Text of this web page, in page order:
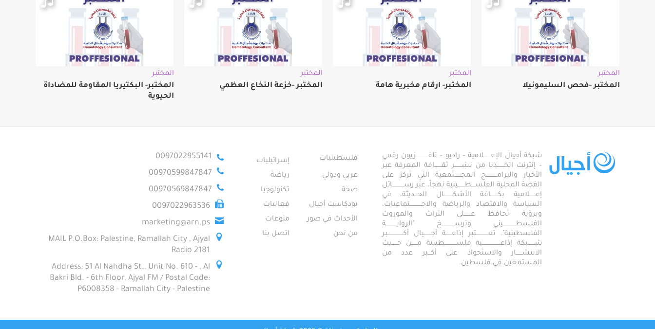
المختبر
المختبر -فحص السليمونيلا
المختبر
المختبر- ارقام مخبرية هامة
المختبر
المختبر -خزعة النخاع العظمي
المختبر
المختبر- البكتيريا المقاومة للمضاداة
الحيوية
شبكة أجيال الإعـــــــلامية – راديو – تلفــــــــــــزيون رقمي
– إنترنت اتخـــــــذنا من نشـــــــر ثقـــــــافة المعرفة عبر
الأخبار والبرامـــــــــــج المجـــــــتمعية التي تركز على
القصة المحلية الفلســــطـــــــينية نهجاً، عبر رســــــــــــائل
إعــــــلامية بكـــــــافة الأشكـــــــــال الحـــديثة، في
السياسة والاقتصاد والرياضة والاجــــــــــــتماعيات،
وبرؤية تحافظ عـــــــلى التراث والموروث
الفلسطـــــــــــــيني وترســـــــــــــخ "الروايـــــــــــة
الفلسطينية". تعــــــــــــتبر إذاعــــــة أجـــــــيال أكــــــــــــــــبر
شـــــــبكة إذاعـــــــــــــــــــية فلســــــــــــطينية مــــــن حــــــيث
الانتشــــــار والاستحواذ على أكـــبر عدد من
المستمعين في فلسطين.
فلسطينيات
إسرائيليات
عربي ودولي
رياضة
صحة
تكنولوجيا
بودكاست أجيال
فعاليات
الأحداث في صور
منوعات
من نحن
اتصل بنا
0097022955141
00970599847847
00970569847847
0097022963536
marketing@arn.ps
MAIL P.O.Box: Palestine, Ramallah City , Ajyal
Radio 2181
Address: 51 Al Nahdha St., Unit No. 610 - , Al
Bakri Bld. - 6th Floor, Ajyal FM / Postal Code:
P6008358 - Ramallah City - Palestine